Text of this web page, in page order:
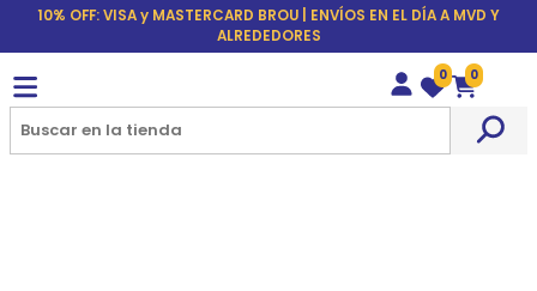
10% OFF: VISA y MASTERCARD BROU | ENVÍOS EN EL DÍA A MVD Y
ALREDEDORES
Wishlist
0
Carrito
0